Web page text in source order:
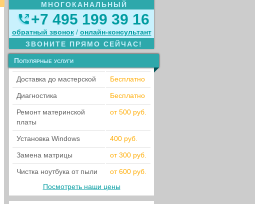
МНОГОКАНАЛЬНЫЙ
+7 495 199 39 16
обратный звонок / онлайн‑консультант
ЗВОНИТЕ ПРЯМО СЕЙЧАС!
Популярные услуги
Доставка до мастерской Бесплатно
Диагностика Бесплатно
Ремонт материнской
платы
от 500 руб.
Установка Windows 400 руб.
Замена матрицы от 300 руб.
Чистка ноутбука от пыли
от 600 руб.
Посмотреть наши цены